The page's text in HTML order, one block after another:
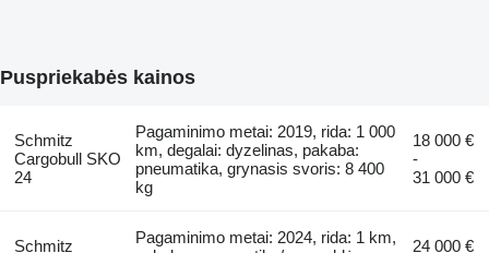
Puspriekabės kainos
Schmitz
Cargobull SKO
24
Pagaminimo metai: 2019, rida: 1 000
km, degalai: dyzelinas, pakaba:
pneumatika, grynasis svoris: 8 400
kg
18 000 €
-
31 000 €
Schmitz
Pagaminimo metai: 2024, rida: 1 km,
24 000 €